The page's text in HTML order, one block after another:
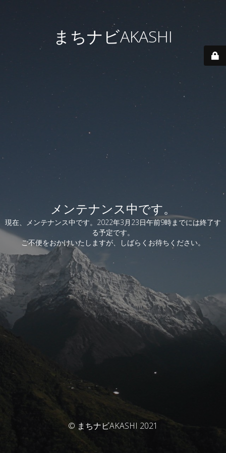
まちナビAKASHI
メンテナンス中です。
現在、メンテナンス中です。2022年3月23日午前9時までには終了す
る予定です。
ご不便をおかけいたしますが、しばらくお待ちください。
© まちナビAKASHI 2021